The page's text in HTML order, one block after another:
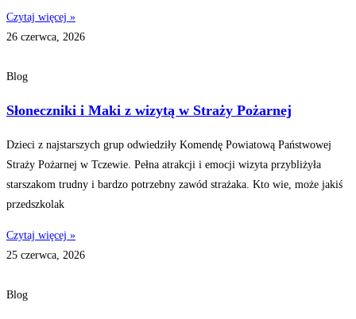
Czytaj więcej »
26 czerwca, 2026
Blog
Słoneczniki i Maki z wizytą w Straży Pożarnej
Dzieci z najstarszych grup odwiedziły Komendę Powiatową Państwowej
Straży Pożarnej w Tczewie. Pełna atrakcji i emocji wizyta przybliżyła
starszakom trudny i bardzo potrzebny zawód strażaka. Kto wie, może jakiś
przedszkolak
Czytaj więcej »
25 czerwca, 2026
Blog